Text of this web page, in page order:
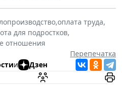
,оплата труда,
для подростков,
отношения
Перепечатка
и Дзен